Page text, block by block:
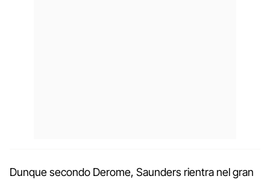
Dunque secondo Derome, Saunders rientra nel gran